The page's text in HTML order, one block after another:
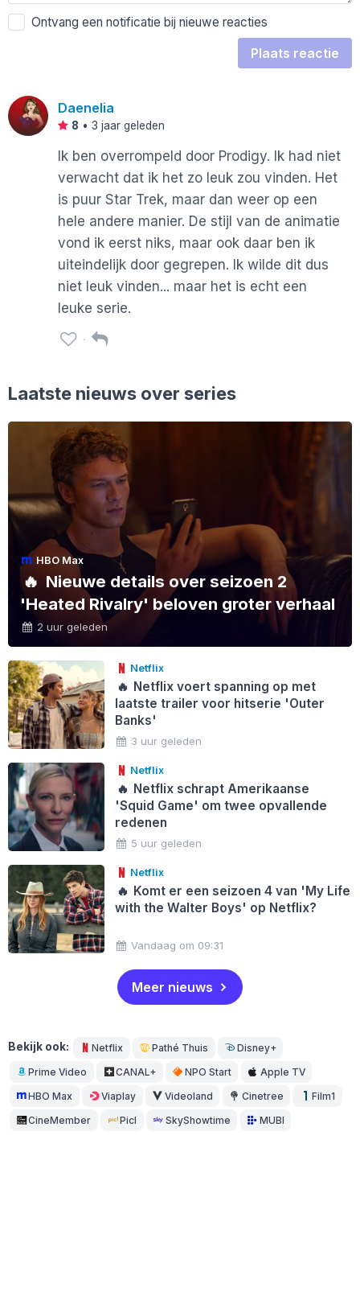
Ontvang een notificatie bij nieuwe reacties
Plaats reactie
Daenelia
8 • 3 jaar geleden
Ik ben overrompeld door Prodigy. Ik had niet
verwacht dat ik het zo leuk zou vinden. Het
is puur Star Trek, maar dan weer op een
hele andere manier. De stijl van de animatie
vond ik eerst niks, maar ook daar ben ik
uiteindelijk door gegrepen. Ik wilde dit dus
niet leuk vinden... maar het is echt een
leuke serie.
Laatste nieuws over series
HBO Max
🔥 Nieuwe details over seizoen 2
'Heated Rivalry' beloven groter verhaal
2 uur geleden
Netflix
🔥 Netflix voert spanning op met
laatste trailer voor hitserie 'Outer
Banks'
3 uur geleden
Netflix
🔥 Netflix schrapt Amerikaanse
'Squid Game' om twee opvallende
redenen
5 uur geleden
Netflix
🔥 Komt er een seizoen 4 van 'My Life
with the Walter Boys' op Netflix?
Vandaag om 09:31
Meer nieuws
Bekijk ook: Netflix Pathé Thuis Disney+
Prime Video CANAL+ NPO Start Apple TV
HBO Max Viaplay Videoland Cinetree Film1
CineMember Picl SkyShowtime MUBI